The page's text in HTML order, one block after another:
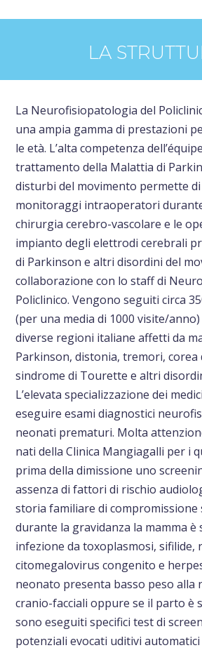
LA
La Neurofisiopatologia del
una ampia gamma di prestazioni
le età. L’alta competenza
trattamento della Malattia di
disturbi del movimento permette
monitoraggi intraoperatori
chirurgia cerebro-vascolare e le
impianto degli elettrodi cerebrali
di Parkinson e altri disordini del
collaborazione con lo staff di
Policlinico. Vengono seguiti circa
(per una media di 1000 visite/
diverse regioni italiane affetti da
Parkinson, distonia, tremori,
sindrome di Tourette e altri
L’elevata specializzazione dei
eseguire esami diagnostici
neonati prematuri. Molta
nati della Clinica Mangiagalli per i
prima della dimissione uno
assenza di fattori di rischio
storia familiare di compromissione
durante la gravidanza la mamma è
infezione da toxoplasmosi, sifilide,
citomegalovirus congenito e
neonato presenta basso peso alla
cranio-facciali oppure se il parto è
sono eseguiti specifici test di
potenziali evocati uditivi